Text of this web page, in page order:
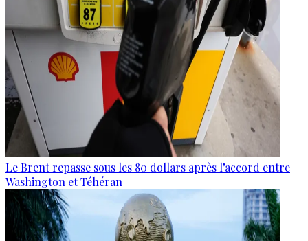
Le Brent repasse sous les 80 dollars après l’accord entre
Washington et Téhéran